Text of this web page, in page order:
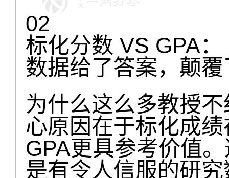
02
标化分数 VS GPA：
数据给了答案，颠
为什么这么多教授
心原因在于标化成
GPA更具参考价值
是有令人信服的研